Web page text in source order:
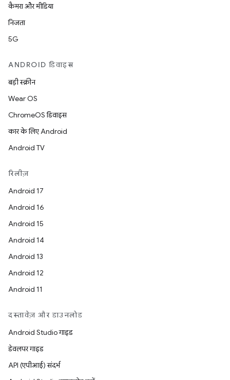
कैमरा और मीडिया
निजता
5G
ANDROID डिवाइस
बड़ी स्क्रीन
Wear OS
ChromeOS डिवाइस
कार के लिए Android
Android TV
रिलीज़
Android 17
Android 16
Android 15
Android 14
Android 13
Android 12
Android 11
दस्तावेज़ और डाउनलोड
Android Studio गाइड
डेवलपर गाइड
API (एपीआई) संदर्भ